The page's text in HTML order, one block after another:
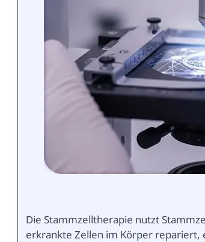
Die Stammzelltherapie nutzt
erkrankte Zellen im Körper